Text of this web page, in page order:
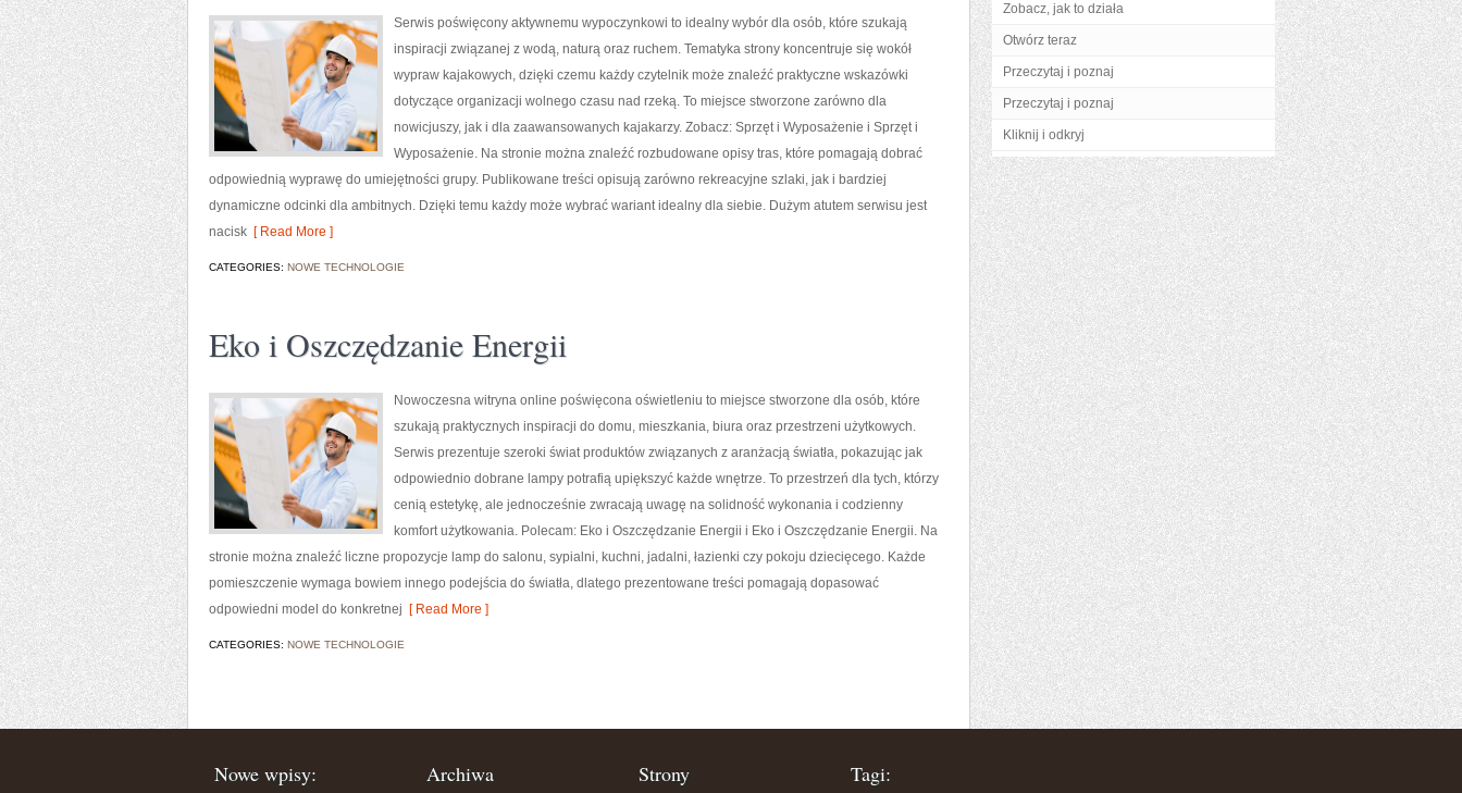
Serwis poświęcony aktywnemu wypoczynkowi to idealny wybór dla osób, które szukają
inspiracji związanej z wodą, naturą oraz ruchem. Tematyka strony koncentruje się wokół
wypraw kajakowych, dzięki czemu każdy czytelnik może znaleźć praktyczne wskazówki
dotyczące organizacji wolnego czasu nad rzeką. To miejsce stworzone zarówno dla
nowicjuszy, jak i dla zaawansowanych kajakarzy. Zobacz: Sprzęt i Wyposażenie i Sprzęt i
Wyposażenie. Na stronie można znaleźć rozbudowane opisy tras, które pomagają dobrać
odpowiednią wyprawę do umiejętności grupy. Publikowane treści opisują zarówno rekreacyjne szlaki, jak i bardziej
dynamiczne odcinki dla ambitnych. Dzięki temu każdy może wybrać wariant idealny dla siebie. Dużym atutem serwisu jest
nacisk [ Read More ]
CATEGORIES: NOWE TECHNOLOGIE
Eko i Oszczędzanie Energii
Nowoczesna witryna online poświęcona oświetleniu to miejsce stworzone dla osób, które
szukają praktycznych inspiracji do domu, mieszkania, biura oraz przestrzeni użytkowych.
Serwis prezentuje szeroki świat produktów związanych z aranżacją światła, pokazując jak
odpowiednio dobrane lampy potrafią upiększyć każde wnętrze. To przestrzeń dla tych, którzy
cenią estetykę, ale jednocześnie zwracają uwagę na solidność wykonania i codzienny
komfort użytkowania. Polecam: Eko i Oszczędzanie Energii i Eko i Oszczędzanie Energii. Na
stronie można znaleźć liczne propozycje lamp do salonu, sypialni, kuchni, jadalni, łazienki czy pokoju dziecięcego. Każde
pomieszczenie wymaga bowiem innego podejścia do światła, dlatego prezentowane treści pomagają dopasować
odpowiedni model do konkretnej [ Read More ]
CATEGORIES: NOWE TECHNOLOGIE
Zobacz, jak to działa
Otwórz teraz
Przeczytaj i poznaj
Przeczytaj i poznaj
Kliknij i odkryj
Nowe wpisy: Archiwa Strony Tagi: